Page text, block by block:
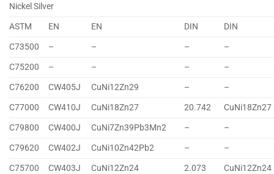
Nickel Silver
ASTM
EN EN DIN
DIN
C73500
– – –
–
C75200
– – –
–
C76200
CW405J CuNi12Zn29 –
–
C77000
CW410J CuNi18Zn27 20.742
CuNi18Zn27
C79800
CW400J CuNi7Zn39Pb3Mn2 –
–
C79620
CW402J CuNi10Zn42Pb2 –
–
C75700
CW403J CuNi12Zn24 2.073
CuNi12Zn24